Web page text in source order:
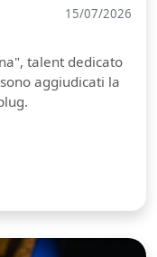
15/07/2026
talent dedicato
aggiudicati la